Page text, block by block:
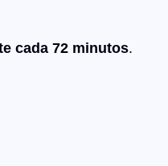
cada 72 minutos.